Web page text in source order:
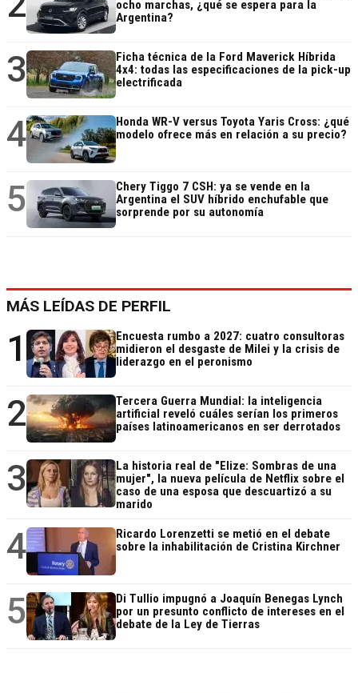
ocho marchas, ¿qué se espera para la
Argentina?
3
Ficha técnica de la Ford Maverick Híbrida
4x4: todas las especificaciones de la pick-up
electrificada
4
Honda WR-V versus Toyota Yaris Cross: ¿qué
modelo ofrece más en relación a su precio?
5
Chery Tiggo 7 CSH: ya se vende en la
Argentina el SUV híbrido enchufable que
sorprende por su autonomía
MÁS LEÍDAS DE PERFIL
1
Encuesta rumbo a 2027: cuatro consultoras
midieron el desgaste de Milei y la crisis de
liderazgo en el peronismo
2
Tercera Guerra Mundial: la inteligencia
artificial reveló cuáles serían los primeros
países latinoamericanos en ser derrotados
3
La historia real de "Elize: Sombras de una
mujer", la nueva película de Netflix sobre el
caso de una esposa que descuartizó a su
marido
4
Ricardo Lorenzetti se metió en el debate
sobre la inhabilitación de Cristina Kirchner
5
Di Tullio impugnó a Joaquín Benegas Lynch
por un presunto conflicto de intereses en el
debate de la Ley de Tierras